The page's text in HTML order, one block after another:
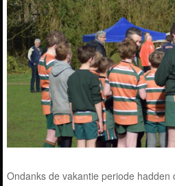
Ondanks de vakantie periode hadden